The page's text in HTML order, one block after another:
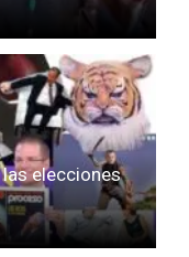
elecciones